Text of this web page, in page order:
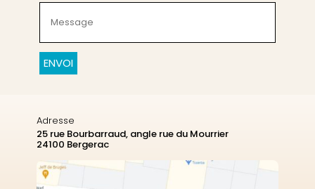
(Nécessaire)
CAPTCHA
Adresse
25 rue Bourbarraud, angle rue du Mourrier
24100 Bergerac